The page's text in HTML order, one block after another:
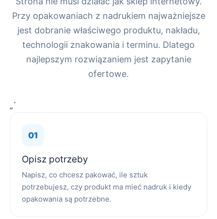
Przy opakowaniach z nadrukiem najważniejsze
jest dobranie właściwego produktu, nakładu,
technologii znakowania i terminu. Dlatego
najlepszym rozwiązaniem jest zapytanie
ofertowe.
„`
Opisz potrzeby
Napisz, co chcesz pakować, ile sztuk
potrzebujesz, czy produkt ma mieć nadruk i kiedy
opakowania są potrzebne.